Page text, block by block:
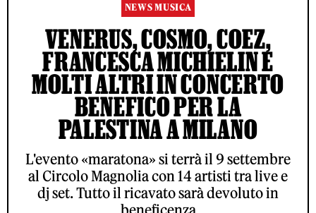
NEWS MUSICA
VENERUS, COSMO, COEZ,
FRANCESCA MICHIELIN E
MOLTI ALTRI IN CONCERTO
BENEFICO PER LA
PALESTINA A MILANO
L'evento «maratona» si terrà il 9 settembre
al Circolo Magnolia con 14 artisti tra live e
dj set. Tutto il ricavato sarà devoluto in